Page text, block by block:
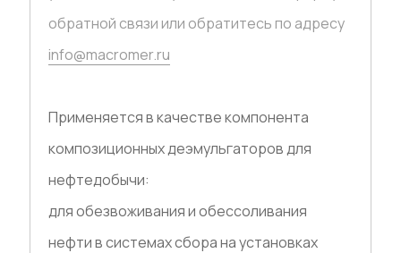
обратной связи или обратитесь по адресу
info@macromer.ru
Применяется в качестве компонента
композиционных деэмульгаторов для
нефтедобычи:
для обезвоживания и обессоливания
нефти в системах сбора на установках